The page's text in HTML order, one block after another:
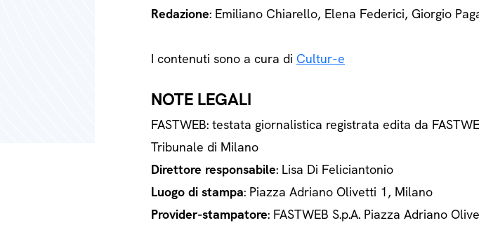
Redazione: Emiliano Chiarello, Elena Federici, Giorgio
I contenuti sono a cura di Cultur-e
NOTE LEGALI
FASTWEB: testata giornalistica registrata edita da
Tribunale di Milano
Direttore responsabile: Lisa Di Feliciantonio
Luogo di stampa: Piazza Adriano Olivetti 1, Milano
Provider-stampatore: FASTWEB S.p.A. Piazza Adriano